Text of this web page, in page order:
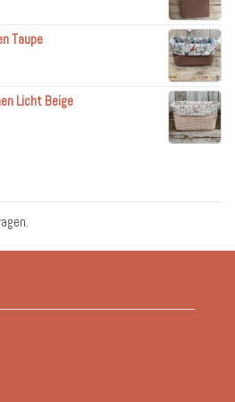
Taupe
Licht Beige